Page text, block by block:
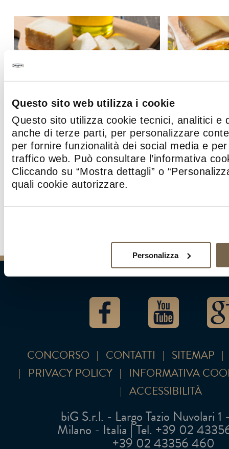
Questo sito web utilizza i cookie
Questo sito utilizza cookie tecnici, analitici e
anche di terze parti, per personalizzare
per fornire funzionalità dei social media e
traffico web. Può consultare l’informativa
Cliccando su “Mostra dettagli” o
quali cookie autorizzare.
Personalizza
TORTA SALATA CON
RICOTTA, SPINACI,
TORTA
CONCORSO CONTATTI
SITEMAP
PRIVACY POLICY
INFORMATIVA
ACCESSIBILITÀ
biG S.r.l. - Largo Tazio Nuvolari
Milano - Italia | Tel. +39 02 43356
+39 02 43356 460